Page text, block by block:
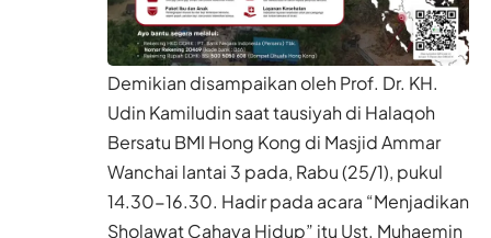
Demikian disampaikan oleh Prof. Dr. KH.
Udin Kamiludin saat tausiyah di Halaqoh
Bersatu BMI Hong Kong di Masjid Ammar
Wanchai lantai 3 pada, Rabu (25/1), pukul
14.30-16.30. Hadir pada acara “Menjadikan
Sholawat Cahaya Hidup” itu Ust. Muhaemin